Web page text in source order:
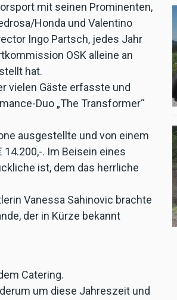
mit seinen Prominenten,
Honda und Valentino
Ingo Partsch, jedes Jahr
OSK alleine an
hat.
vielen Gäste erfasste und
Duo „The Transformer“
ausgestellte und von einem
14.200,-. Im Beisein eines
ist, dem das herrliche
Vanessa Sahinovic brachte
der in Kürze bekannt
Catering.
um diese Jahreszeit und